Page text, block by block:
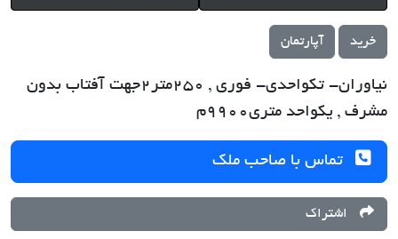
خرید آپارتمان
نیاوران- تکواحدی- فوری , 250متر2جهت آفتاب بدون
مشرف , یکواحد متری9900م
تماس با صاحب ملک
اشتراک